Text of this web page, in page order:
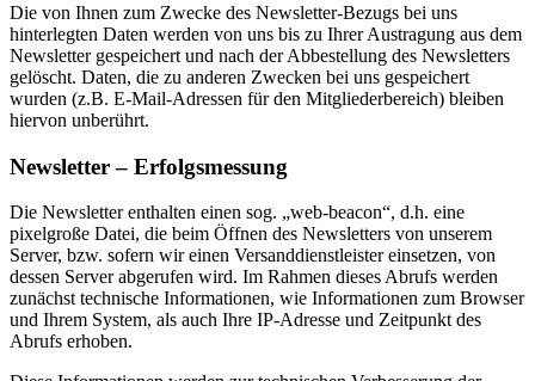
Die von Ihnen zum Zwecke des Newsletter-Bezugs bei uns
hinterlegten Daten werden von uns bis zu Ihrer Austragung aus dem
Newsletter gespeichert und nach der Abbestellung des Newsletters
gelöscht. Daten, die zu anderen Zwecken bei uns gespeichert
wurden (z.B. E-Mail-Adressen für den Mitgliederbereich) bleiben
hiervon unberührt.
Newsletter – Erfolgsmessung
Die Newsletter enthalten einen sog. „web-beacon“, d.h. eine
pixelgroße Datei, die beim Öffnen des Newsletters von unserem
Server, bzw. sofern wir einen Versanddienstleister einsetzen, von
dessen Server abgerufen wird. Im Rahmen dieses Abrufs werden
zunächst technische Informationen, wie Informationen zum Browser
und Ihrem System, als auch Ihre IP-Adresse und Zeitpunkt des
Abrufs erhoben.